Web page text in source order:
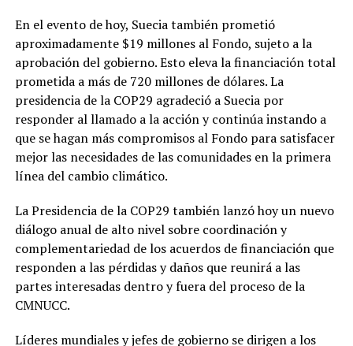
En el evento de hoy, Suecia también prometió
aproximadamente $19 millones al Fondo, sujeto a la
aprobación del gobierno. Esto eleva la financiación total
prometida a más de 720 millones de dólares. La
presidencia de la COP29 agradeció a Suecia por
responder al llamado a la acción y continúa instando a
que se hagan más compromisos al Fondo para satisfacer
mejor las necesidades de las comunidades en la primera
línea del cambio climático.
La Presidencia de la COP29 también lanzó hoy un nuevo
diálogo anual de alto nivel sobre coordinación y
complementariedad de los acuerdos de financiación que
responden a las pérdidas y daños que reunirá a las
partes interesadas dentro y fuera del proceso de la
CMNUCC.
Líderes mundiales y jefes de gobierno se dirigen a los